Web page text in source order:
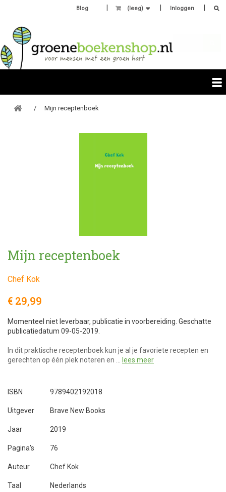
Inloggen
(leeg)
Blog
Mijn receptenboek
Mijn receptenboek
Chef Kok
€ 29,99
Momenteel niet leverbaar, publicatie in voorbereiding. Geschatte
publicatiedatum 09-05-2019.
In dit praktische receptenboek kun je al je favoriete recepten en
gerechten op één plek noteren en … lees meer
ISBN 9789402192018
Uitgever Brave New Books
Jaar 2019
Pagina's 76
Auteur Chef Kok
Taal Nederlands